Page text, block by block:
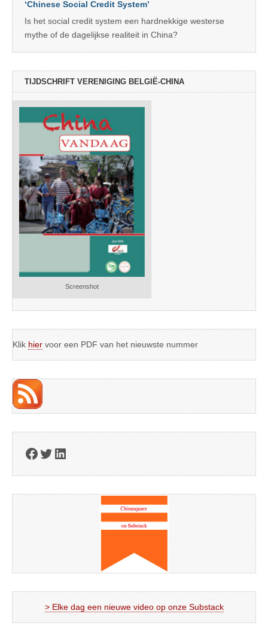
‘Chinese Social Credit System’
Is het social credit system een hardnekkige westerse
mythe of de dagelijkse realiteit in China?
TIJDSCHRIFT VERENIGING BELGIË-CHINA
Screenshot
Klik hier voor een PDF van het nieuwste nummer
Facebook
Twitter
LinkedIn
> Elke dag een nieuwe video op onze Substack